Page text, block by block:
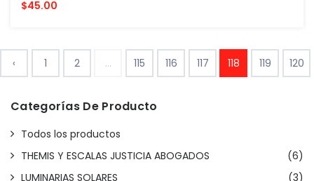
$45.00
‹ 1 2 ... 115 116 117 118 119 120
Categorías De Producto
Todos los productos
THEMIS Y ESCALAS JUSTICIA ABOGADOS
(6)
LUMINARIAS SOLARES
(3)